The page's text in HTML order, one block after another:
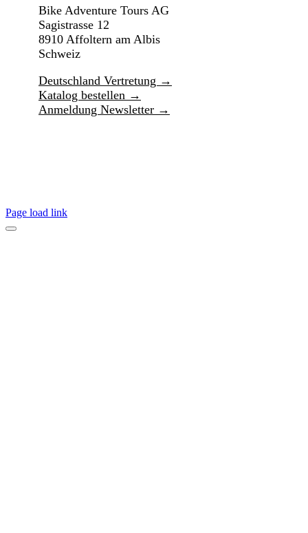
Bike Adventure Tours AG
Sagistrasse 12
8910 Affoltern am Albis
Schweiz
Deutschland Vertretung →
Katalog bestellen →
Anmeldung Newsletter →
Page load link